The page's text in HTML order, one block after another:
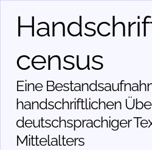
census
Eine
handschriftlichen
deutschsprachiger
Mittelalters